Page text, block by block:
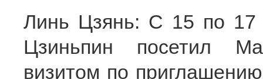
Линь Цзянь: С 15 по 17
Цзиньпин посетил
визитом по